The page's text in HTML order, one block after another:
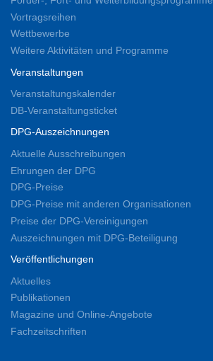
Vortragsreihen
Wettbewerbe
Weitere Aktivitäten und Programme
Veranstaltungen
Veranstaltungskalender
DB-Veranstaltungsticket
DPG-Auszeichnungen
Aktuelle Ausschreibungen
Ehrungen der DPG
DPG-Preise
DPG-Preise mit anderen Organisationen
Preise der DPG-Vereinigungen
Auszeichnungen mit DPG-Beteiligung
Veröffentlichungen
Aktuelles
Publikationen
Magazine und Online-Angebote
Fachzeitschriften